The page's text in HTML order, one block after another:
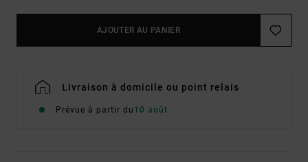
AJOUTER AU PANIER
Livraison à domicile ou point relais
Prévue à partir du 10 août